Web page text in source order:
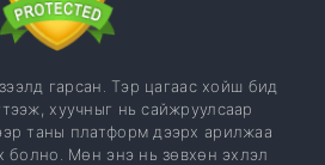
гарсан. Тэр цагаас хойш бид
хуучныг нь сайжруулсаар
таны платформ дээрх арилжаа
болно. Мөн энэ нь зөвхөн эхлэл